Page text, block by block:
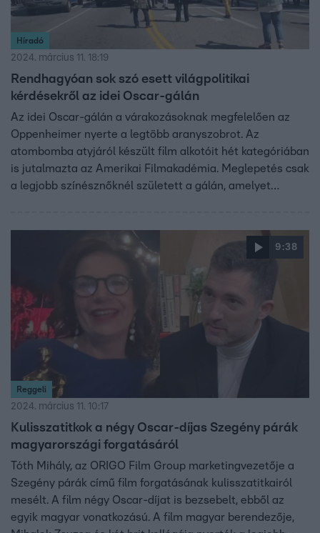
Híradó
2024. március 11. 18:19
Rendhagyóan sok szó esett világpolitikai
kérdésekről az idei Oscar-gálán
Az idei Oscar-gálán a várakozásoknak megfelelően az
Oppenheimer nyerte a legtöbb aranyszobrot. Az
atombomba atyjáról készült film alkotóit hét kategóriában
is jutalmazta az Amerikai Filmakadémia. Meglepetés csak
a legjobb színésznőknél született a gálán, amelyet
9:38
Reggeli
2024. március 11. 10:17
Kulisszatitkok a négy Oscar-díjas Szegény párák
magyarországi forgatásáról
Tóth Mihály, az ORIGO Film Group marketingvezetője a
Szegény párák című film forgatásának kulisszatitkairól
mesélt. A film négy Oscar-díjat is bezsebelt, ebből az
egyik magyar vonatkozású. A film magyar berendezője,